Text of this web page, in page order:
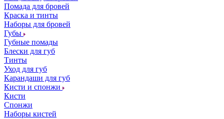
Помада для бровей
Краска и тинты
Наборы для бровей
Губы
Губные помады
Блески для губ
Тинты
Уход для губ
Карандаши для губ
Кисти и спонжи
Кисти
Спонжи
Наборы кистей